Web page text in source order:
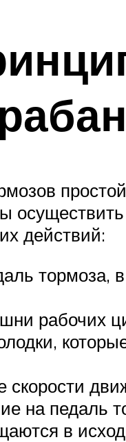
действий:
тормоза,
рабочих
скорости
на педаль
в